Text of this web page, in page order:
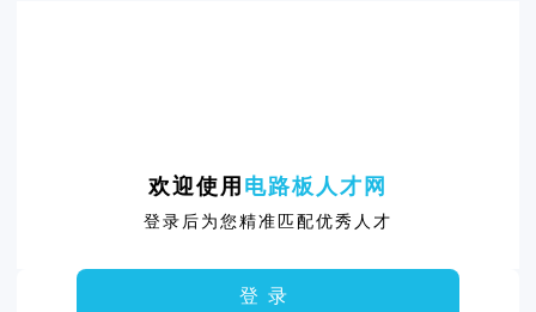
欢迎使用 电路板人才网
登录后为您精准匹配优秀人才
登录